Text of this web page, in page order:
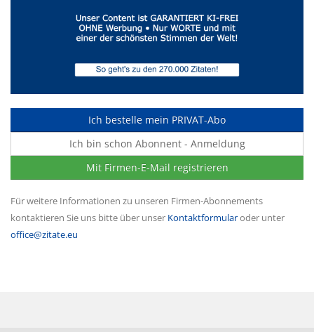
Ich bestelle mein PRIVAT-Abo
Ich bin schon Abonnent - Anmeldung
Mit Firmen-E-Mail registrieren
Für weitere Informationen zu unseren Firmen-Abonnements
kontaktieren Sie uns bitte über unser Kontaktformularoder unter
office@zitate.eu